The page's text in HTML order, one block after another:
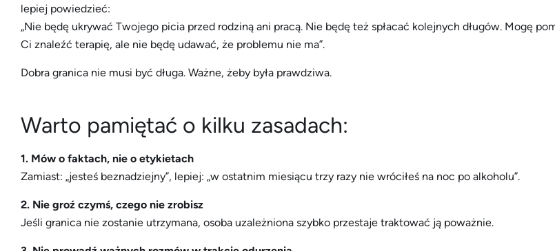
lepiej powiedzieć:
„Nie będę ukrywać Twojego picia przed rodziną ani pracą. Nie będę też spłacać kolejnych długów. Mogę
Ci znaleźć terapię, ale nie będę udawać, że problemu nie ma”.
Dobra granica nie musi być długa. Ważne, żeby była prawdziwa.
Warto pamiętać o kilku zasadach:
1. Mów o faktach, nie o etykietach
Zamiast: „jesteś beznadziejny”, lepiej: „w ostatnim miesiącu trzy razy nie wróciłeś na noc po alkoholu”.
2. Nie groź czymś, czego nie zrobisz
Jeśli granica nie zostanie utrzymana, osoba uzależniona szybko przestaje traktować ją poważnie.